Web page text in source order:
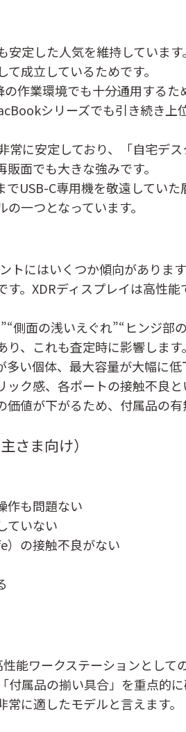
定した人気を維持していま
成立しているためです。
作業環境でも十分通用する
シリーズでも引き続き上
に安定しており、「自宅デ
面でも大きな強みです。
USB-C専用機を敬遠してい
一つとなっています。
にはいくつか傾向がありま
。XDRディスプレイは高性
側面の浅いえぐれ”“ヒンジ
、これも査定時に影響します。
い個体、最大容量が大幅に
ク感、各ポートの接触不良
値が下がるため、付属品の有
さま向け）
作も問題ない
ていない
の接触不良がない
能ワークステーションとし
属品の揃い具合」を重点的
に適したモデルと言えます。